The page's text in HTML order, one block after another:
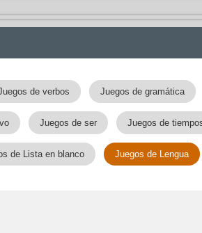
de verbos Juegos de gramática
Juegos de ser Juegos de
de Lista en blanco Juegos de Lengua